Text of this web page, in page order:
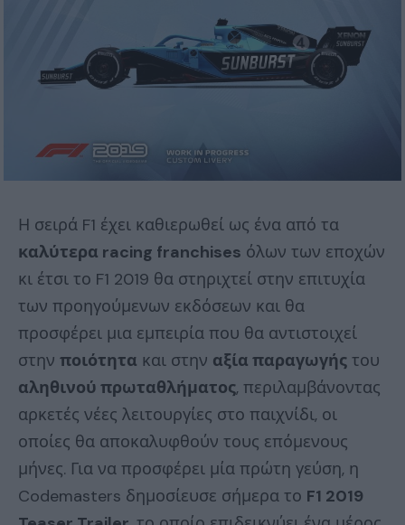
Η σειρά F1 έχει καθιερωθεί ως ένα από τα
καλύτερα racing franchises όλων των εποχών
κι έτσι το F1 2019 θα στηριχτεί στην επιτυχία
των προηγούμενων εκδόσεων και θα
προσφέρει μια εμπειρία που θα αντιστοιχεί
στην ποιότητα και στην αξία παραγωγής του
αληθινού πρωταθλήματος, περιλαμβάνοντας
αρκετές νέες λειτουργίες στο παιχνίδι, οι
οποίες θα αποκαλυφθούν τους επόμενους
μήνες. Για να προσφέρει μία πρώτη γεύση, η
Codemasters δημοσίευσε σήμερα το F1 2019